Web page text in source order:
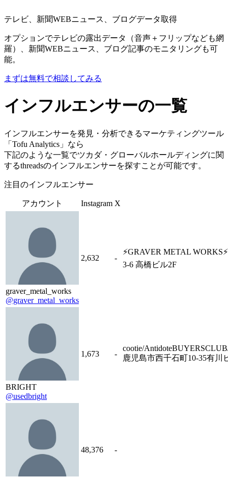
テレビ、新聞WEBニュース、ブログデータ取得
オプションでテレビの露出データ（音声＋フリップなども網
羅）、新聞WEBニュース、ブログ記事のモニタリングも可
能。
まずは無料で相談してみる
インフルエンサーの一覧
インフルエンサーを発見・分析できるマーケティングツール
「Tofu Analytics」なら
下記のような一覧でツカダ・グローバルホールディングに関
するthreadsのインフルエンサーを探すことが可能です。
注目のインフルエンサー
アカウント Instagram X
graver_metal_works
@graver_metal_works
2,632 -
⚡️GRAVER METAL
3-6 高橋ビル2F
BRIGHT
@usedbright
1,673 -
cootie/
鹿児島市西千石町10-35有川
48,376 -